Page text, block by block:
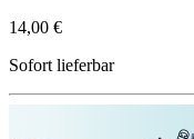
14,00 €
Sofort lieferbar